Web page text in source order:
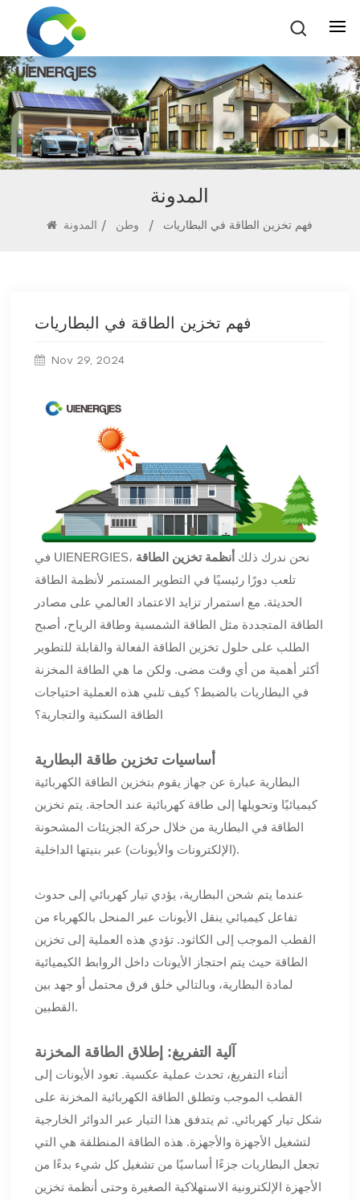
المدونة
وطن / المدونة / فهم تخزين الطاقة في البطاريات
فهم تخزين الطاقة في البطاريات
Nov 29, 2024
في UIENERGIES، نحن ندرك ذلك أنظمة تخزين الطاقة
تلعب دورًا رئيسيًا في التطوير المستمر لأنظمة الطاقة
الحديثة. مع استمرار تزايد الاعتماد العالمي على مصادر
الطاقة المتجددة مثل الطاقة الشمسية وطاقة الرياح، أصبح
الطلب على حلول تخزين الطاقة الفعالة والقابلة للتطوير
أكثر أهمية من أي وقت مضى. ولكن ما هي الطاقة المخزنة
في البطاريات بالضبط؟ كيف تلبي هذه العملية احتياجات
الطاقة السكنية والتجارية؟
أساسيات تخزين طاقة البطارية
البطارية عبارة عن جهاز يقوم بتخزين الطاقة الكهربائية
كيميائيًا وتحويلها إلى طاقة كهربائية عند الحاجة. يتم تخزين
الطاقة في البطارية من خلال حركة الجزيئات المشحونة
(الإلكترونات والأيونات) عبر بنيتها الداخلية.
عندما يتم شحن البطارية، يؤدي تيار كهربائي إلى حدوث
تفاعل كيميائي ينقل الأيونات عبر المنحل بالكهرباء من
القطب الموجب إلى الكاثود. تؤدي هذه العملية إلى تخزين
الطاقة حيث يتم احتجاز الأيونات داخل الروابط الكيميائية
لمادة البطارية، وبالتالي خلق فرق محتمل أو جهد بين
القطبين.
آلية التفريغ: إطلاق الطاقة المخزنة
أثناء التفريغ، تحدث عملية عكسية. تعود الأيونات إلى
القطب الموجب وتطلق الطاقة الكهربائية المخزنة على
شكل تيار كهربائي. ثم يتدفق هذا التيار عبر الدوائر الخارجية
لتشغيل الأجهزة والأجهزة. هذه الطاقة المنطلقة هي التي
تجعل البطاريات جزءًا أساسيًا من تشغيل كل شيء بدءًا من
الأجهزة الإلكترونية الاستهلاكية الصغيرة وحتى أنظمة تخزين